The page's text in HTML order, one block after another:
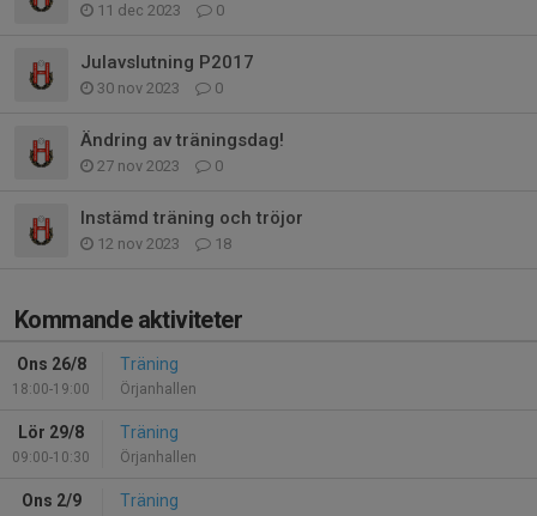
11 dec 2023 0
Julavslutning P2017
30 nov 2023 0
Ändring av träningsdag!
27 nov 2023 0
Instämd träning och tröjor
12 nov 2023 18
Kommande aktiviteter
Ons 26/8
18:00-19:00
Träning
Örjanhallen
Lör 29/8
09:00-10:30
Träning
Örjanhallen
Ons 2/9 Träning